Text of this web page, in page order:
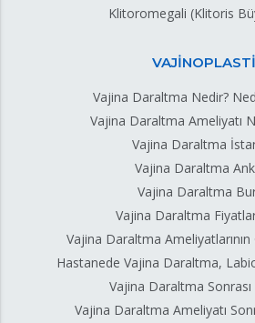
Klitoromegali (Klitoris
VAJİNOPLASTİ
Vajina Daraltma Nedir?
Vajina Daraltma Ameliyatı
Vajina Daraltma
Vajina Daraltma
Vajina Daraltma
Vajina Daraltma
Vajina Daraltma Ameliyatlarının
Hastanede Vajina Daraltma,
Vajina Daraltma
Vajina Daraltma Ameliyatı